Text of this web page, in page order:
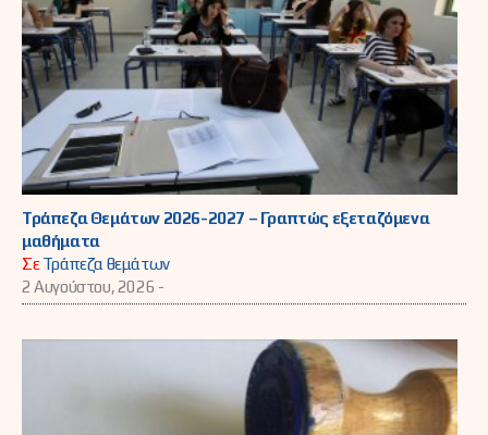
Τράπεζα Θεμάτων 2026-2027 – Γραπτώς εξεταζόμενα
μαθήματα
ΣεΤράπεζα θεμάτων
2 Αυγούστου, 2026 -